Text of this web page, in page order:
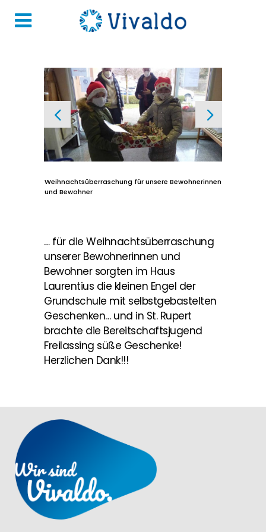
Weihnachtsüberraschung für unsere Bewohnerinnen
und Bewohner
… für die Weihnachtsüberraschung
unserer Bewohnerinnen und
Bewohner sorgten im Haus
Laurentius die kleinen Engel der
Grundschule mit selbstgebastelten
Geschenken… und in St. Rupert
brachte die Bereitschaftsjugend
Freilassing süße Geschenke!
Herzlichen Dank!!!